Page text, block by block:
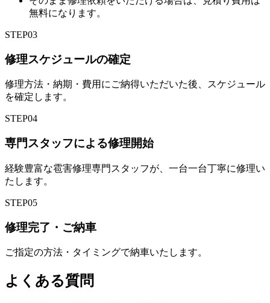
無料になります。
STEP03
修理スケジュールの確定
修理方法・納期・費用にご納得いただいた後、スケジュール
を確定します。
STEP04
専門スタッフによる修理開始
経験豊富な雹害修理専門スタッフが、一台一台丁寧に修理い
たします。
STEP05
修理完了・ご納車
ご指定の方法・タイミングで納車いたします。
よくある質問